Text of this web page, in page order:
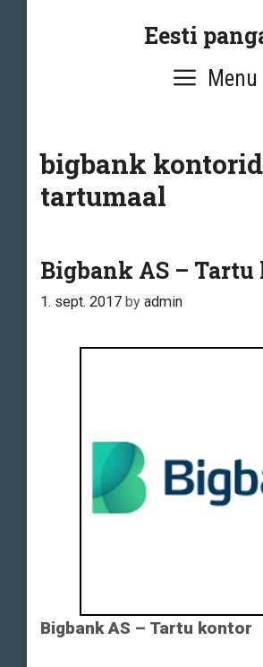
Eesti
Menu
bigbank kontorid
tartumaal
Bigbank AS –
1. sept. 2017 by admin
Bigbank AS – Tartu kontor